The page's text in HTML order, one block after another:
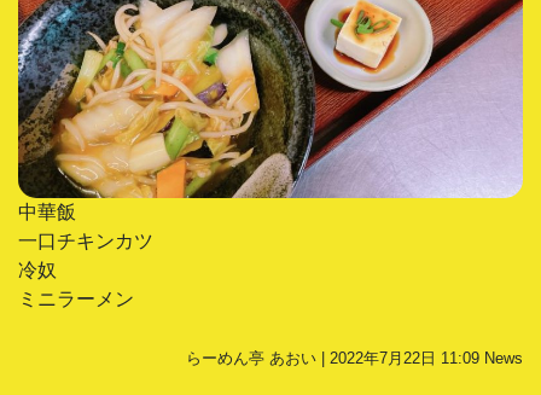
中華飯
一口チキンカツ
冷奴
ミニラーメン
らーめん亭 あおい | 2022年7月22日 11:09 News